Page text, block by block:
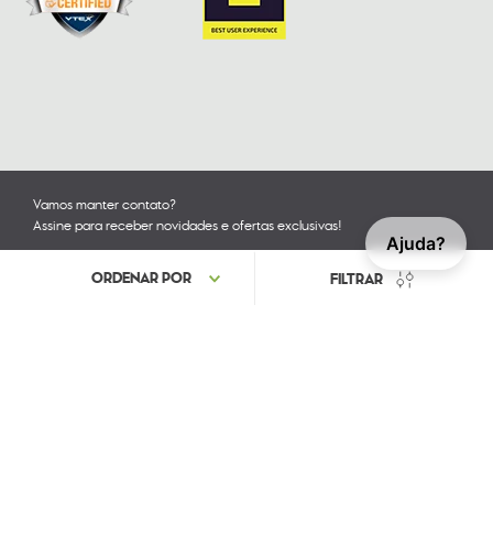
Ajuda?
Vamos manter contato?
Assine para receber novidades e ofertas exclusivas!